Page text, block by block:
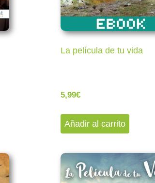
La película de tu vida
5,99€
Añadir al carrito